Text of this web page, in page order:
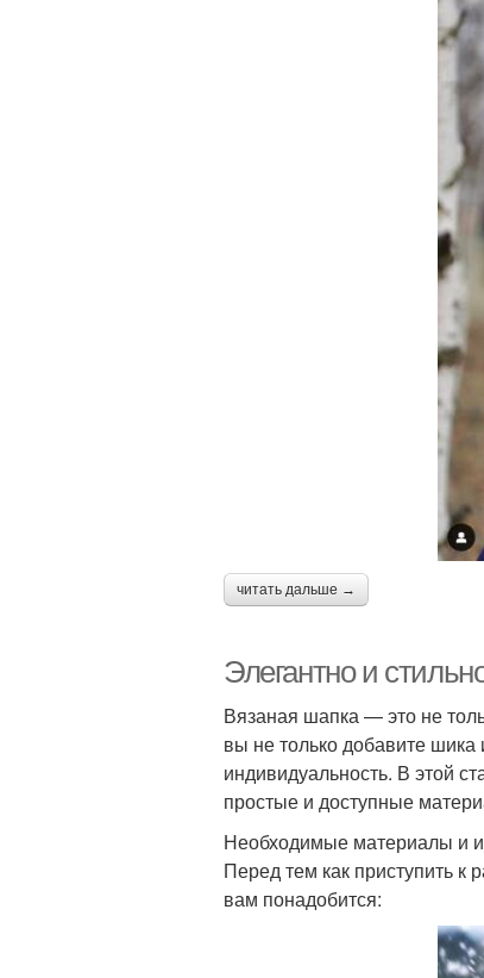
читать дальше →
Элегантно и
Вязаная шапка — это не
вы не только добавите
индивидуальность. В этой
простые и доступные
Необходимые материалы и
Перед тем как приступить к
вам понадобится: